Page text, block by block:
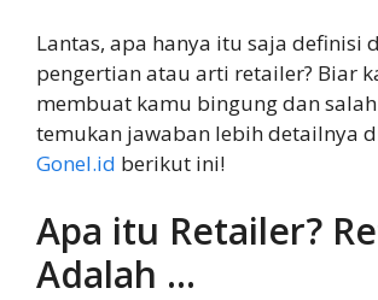
Lantas, apa hanya itu saja definisi
pengertian atau arti retailer? Biar
membuat kamu bingung dan
temukan jawaban lebih detailnya
Gonel.id berikut ini!
Apa itu Retailer?
Adalah …